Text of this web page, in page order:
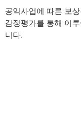
공익사업에 따른 보
감정평가를 통해 이
니다.